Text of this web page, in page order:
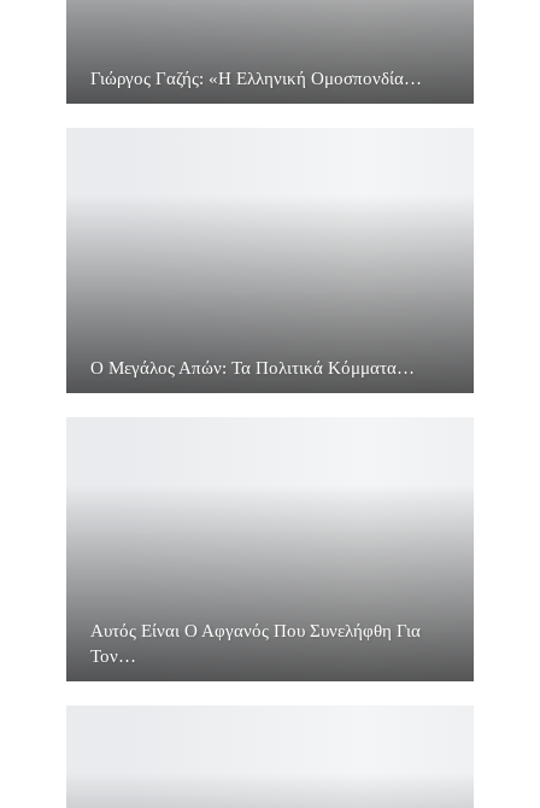
Γιώργος Γαζής: «Η Ελληνική Ομοσπονδία…
Ο Μεγάλος Απών: Τα Πολιτικά Κόμματα…
Αυτός Είναι Ο Αφγανός Που Συνελήφθη Για
Τον…